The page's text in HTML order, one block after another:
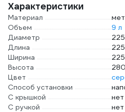
Характеристики
Материал
Объем
9 л
Диаметр
Длина
Ширина
Высота
Цвет
Способ установки
С крышкой
нет
С ручкой
нет